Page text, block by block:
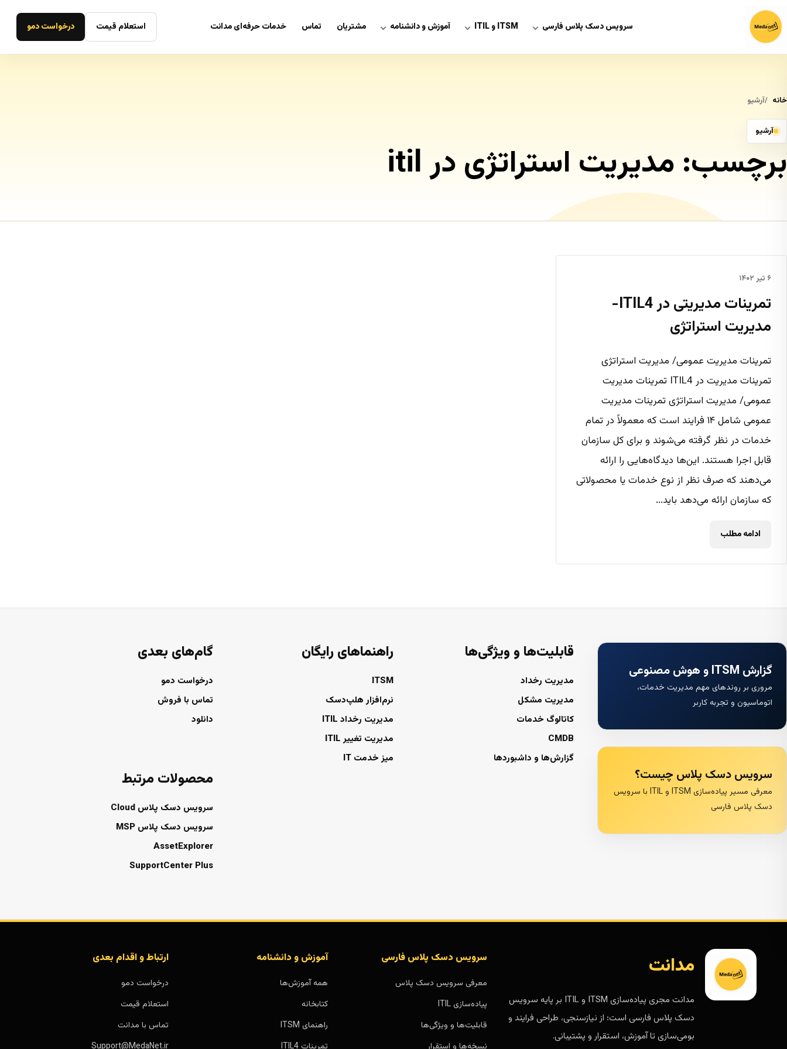
سرویس دسک پلاس فارسی ITSM و ITIL آموزش و دانشنامه مشتریان تماس خدمات حرفه‌ای مدانت استعلام قیمت درخواست دمو
خانه آرشیو
آرشیو
برچسب: مدیریت استراتژی در itil
۶ تیر ۱۴۰۲
تمرینات مدیریتی در ITIL4-
مدیریت استراتژی
تمرینات مدیریت عمومی/ مدیریت استراتژی
تمرینات مدیریت در ITIL4 تمرینات مدیریت
عمومی/ مدیریت استراتژی تمرینات مدیریت
عمومی شامل ۱۴ فرایند است که معمولاً در تمام
خدمات در نظر گرفته می‌شوند و برای کل سازمان
قابل اجرا هستند. این‌ها دیدگاه‌هایی را ارائه
می‌دهند که صرف نظر از نوع خدمات یا محصولاتی
که سازمان ارائه می‌دهد باید...
ادامه مطلب
گزارش ITSM و هوش مصنوعی
مروری بر روندهای مهم مدیریت خدمات،
اتوماسیون و تجربه کاربر
سرویس دسک پلاس چیست؟
معرفی مسیر پیاده‌سازی ITSM و ITIL با سرویس
دسک پلاس فارسی
قابلیت‌ها و ویژگی‌ها
مدیریت رخداد
مدیریت مشکل
کاتالوگ خدمات
CMDB
گزارش‌ها و داشبوردها
راهنماهای رایگان
ITSM
نرم‌افزار هلپ‌دسک
مدیریت رخداد ITIL
مدیریت تغییر ITIL
میز خدمت IT
گام‌های بعدی
درخواست دمو
تماس با فروش
دانلود
محصولات مرتبط
سرویس دسک پلاس Cloud
سرویس دسک پلاس MSP
AssetExplorer
SupportCenter Plus
مدانت
مدانت مجری پیاده‌سازی ITSM و ITIL بر پایه سرویس
دسک پلاس فارسی است؛ از نیازسنجی، طراحی فرایند و
بومی‌سازی تا آموزش، استقرار و پشتیبانی.
سرویس دسک پلاس فارسی
معرفی سرویس دسک پلاس
پیاده‌سازی ITIL
قابلیت‌ها و ویژگی‌ها
آموزش و دانشنامه
همه آموزش‌ها
کتابخانه
راهنمای ITSM
ارتباط و اقدام بعدی
درخواست دمو
استعلام قیمت
تماس با مدانت